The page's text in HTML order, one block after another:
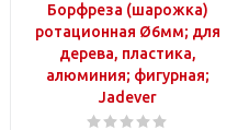
Борфреза (шарожка)
ротационная Ø6мм; для
дерева, пластика,
алюминия; фигурная;
Jadever